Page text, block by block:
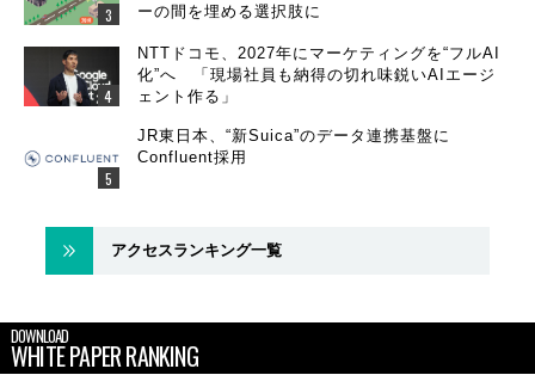
ーの間を埋める選択肢に
NTTドコモ、2027年にマーケティングを“フルAI
化”へ 「現場社員も納得の切れ味鋭いAIエージ
ェント作る」
JR東日本、“新Suica”のデータ連携基盤に
Confluent採用
アクセスランキング一覧
DOWNLOAD
WHITE PAPER RANKING